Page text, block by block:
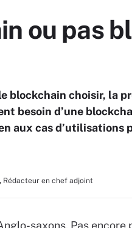
ou pas
blockchain choisir, la
besoin d’une
aux cas
Rédacteur en chef adjoint
saxons. Pas